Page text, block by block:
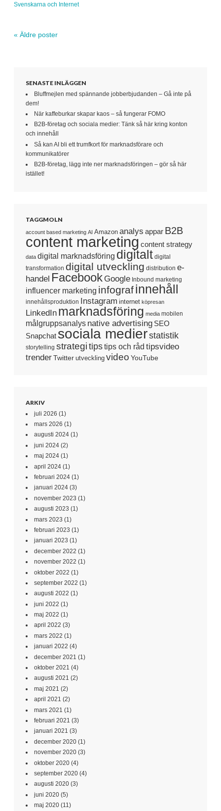
Svenskarna och Internet
« Äldre poster
SENASTE INLÄGGEN
Bluffmejlen med spännande jobberbjudanden – Gå inte på
dem!
När kaffeburkar skapar kaos – så fungerar FOMO
B2B-företag och sociala medier: Tänk så här kring konton
och innehåll
Så kan AI bli ett trumfkort för marknadsförare och
kommunikatörer
B2B-företag, lägg inte ner marknadsföringen – gör så här
istället!
TAGGMOLN
account based marketing AI Amazon analys appar B2B
content marketing content strategy
data digital marknadsföring digitalt digital
transformation digital utveckling distribution e-
handel Facebook Google Inbound marketing
influencer marketing infografinnehåll
innehållsproduktion Instagram internet köpresan
LinkedIn marknadsföring media mobilen
målgruppsanalys native advertising SEO
Snapchat sociala medierstatistik
storytelling strategi tipstips och råd tipsvideo
trenderTwitter utveckling video YouTube
ARKIV
juli 2026 (1)
mars 2026 (1)
augusti 2024 (1)
juni 2024 (2)
maj 2024 (1)
april 2024 (1)
februari 2024 (1)
januari 2024 (3)
november 2023 (1)
augusti 2023 (1)
mars 2023 (1)
februari 2023 (1)
januari 2023 (1)
december 2022 (1)
november 2022 (1)
oktober 2022 (1)
september 2022 (1)
augusti 2022 (1)
juni 2022 (1)
maj 2022 (1)
april 2022 (3)
mars 2022 (1)
januari 2022 (4)
december 2021 (1)
oktober 2021 (4)
augusti 2021 (2)
maj 2021 (2)
april 2021 (2)
mars 2021 (1)
februari 2021 (3)
januari 2021 (3)
december 2020 (1)
november 2020 (3)
oktober 2020 (4)
september 2020 (4)
augusti 2020 (3)
juni 2020 (5)
maj 2020 (11)